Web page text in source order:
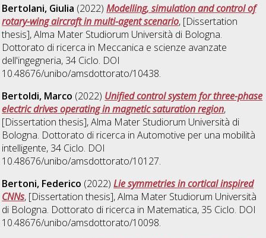
Bertolani, Giulia (2022)Modelling, simulation and control of
rotary-wing aircraft in multi-agent scenario, [Dissertation
thesis], Alma Mater Studiorum Università di Bologna.
Dottorato di ricerca in Meccanica e scienze avanzate
dell'ingegneria, 34 Ciclo. DOI
10.48676/unibo/amsdottorato/10438.
Bertoldi, Marco (2022) Unified control system for three-phase
electric drives operating in magnetic saturation region,
[Dissertation thesis], Alma Mater Studiorum Università di
Bologna. Dottorato di ricerca inAutomotive per una mobilità
intelligente, 34 Ciclo. DOI
10.48676/unibo/amsdottorato/10127.
Bertoni, Federico (2022)Lie symmetries in cortical inspired
CNNs, [Dissertation thesis], Alma Mater Studiorum Università
di Bologna. Dottorato di ricerca in Matematica, 35 Ciclo. DOI
10.48676/unibo/amsdottorato/10098.